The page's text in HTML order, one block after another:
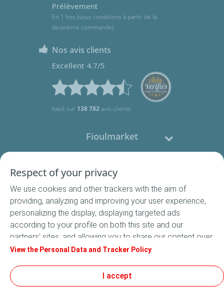
Prélèvement
En 1 fois (sous conditions à partir de la
deuxième commande)
Nos avis clients
Excellent 4.7/5
basé sur 138 782avis clients
Fioulmarket
Nous contacter
Suivez-nous
Conditions Générales de Vente
Respect of your privacy
We use cookies and other trackers with the aim of
providing, analyzing and improving your user experience,
personalizing the display, displaying targeted ads
according to your profile on both this site and our
partners' sites, and allowing you to share our content over
social media. In accordance with French legislation,
default. You can change your cookie settings at any time
by clicking on the "Manage my cookies" button. By clicking
View the Personal Data and Tracker Policy
I accept